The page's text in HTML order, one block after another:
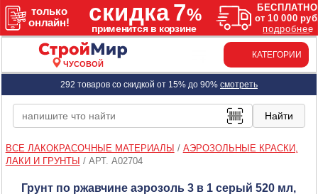
ЧУСОВОЙ
КАТЕГОРИИ
292 товаров со скидкой от 15% до 90% смотреть
ВСЕ ЛАКОКРАСОЧНЫЕ МАТЕРИАЛЫ / АЭРОЗОЛЬНЫЕ КРАСКИ,
ЛАКИ И ГРУНТЫ / АРТ. A02704
Грунт по ржавчине аэрозоль 3 в 1 серый 520 мл,